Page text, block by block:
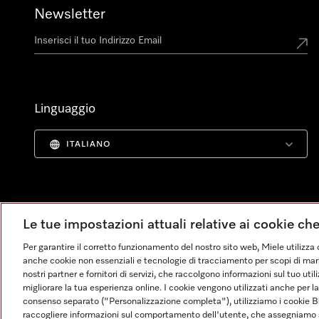
Newsletter
Linguaggio
ITALIANO
Le tue impostazioni attuali relative ai cookie
Per garantire il corretto funzionamento del nostro sito web, Miele
anche cookie non essenziali e tecnologie di tracciamento per scopi di
nostri partner e fornitori di servizi, che raccolgono informazioni sul tuo
migliorare la tua esperienza online. I cookie vengono utilizzati anche per
consenso separato ("Personalizzazione completa"), utilizziamo i cookie
raccogliere informazioni sul comportamento dell'utente, che